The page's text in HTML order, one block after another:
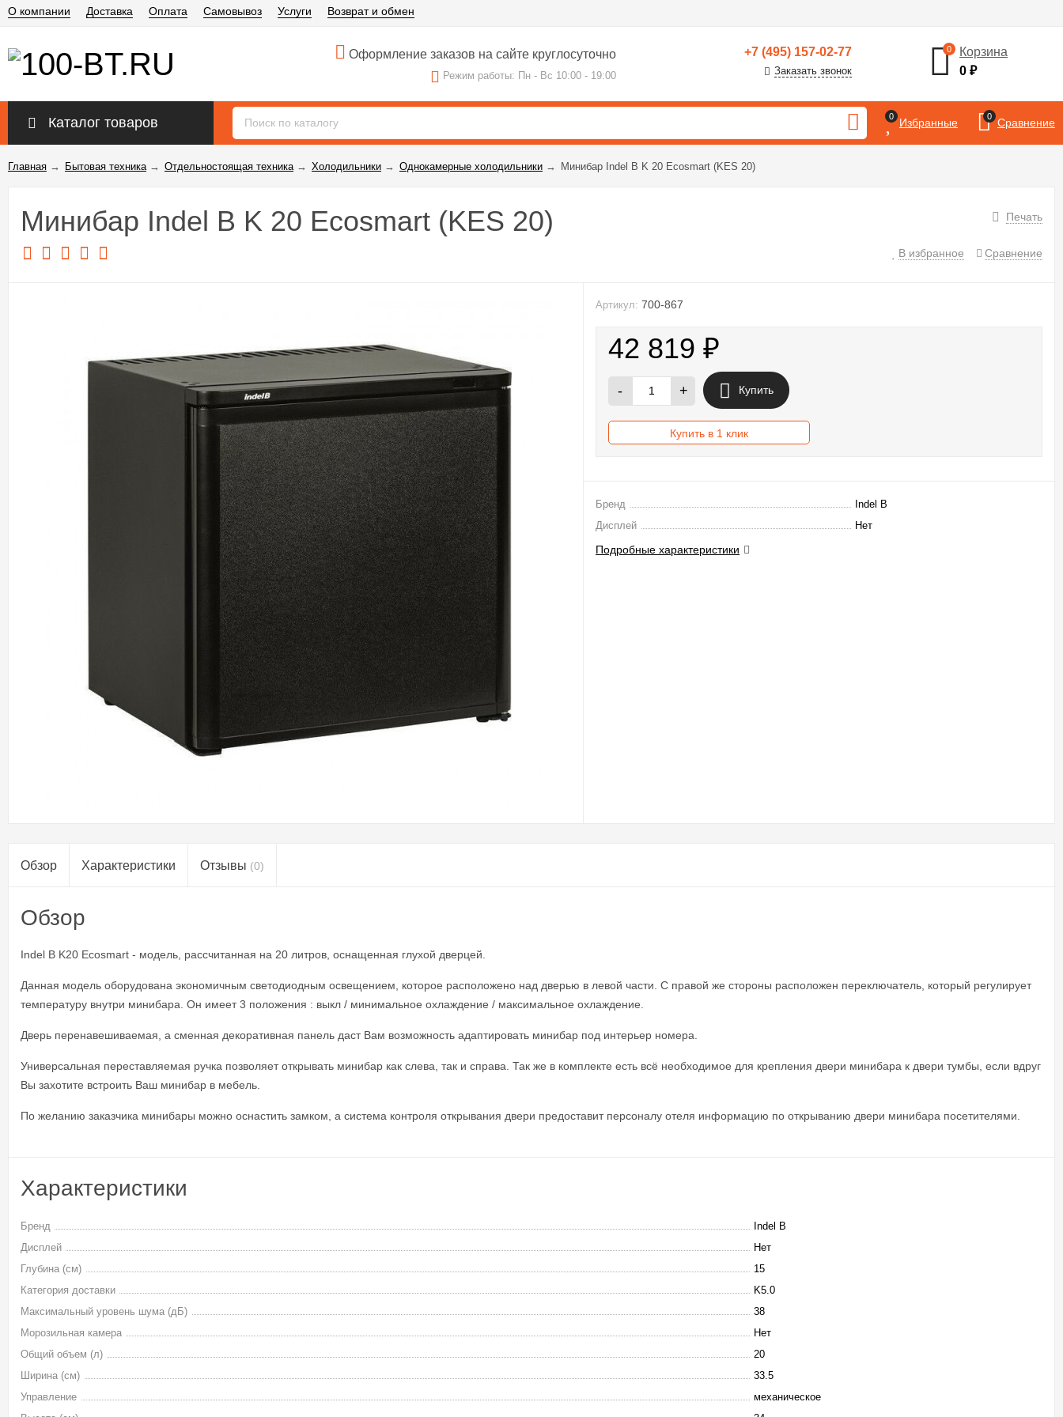
О компании Доставка Оплата Самовывоз Услуги Возврат и обмен
Оформление заказов на сайте круглосуточно
Режим работы: Пн - Вс 10:00 - 19:00
+7 (495) 157-02-77
Заказать звонок
0
Корзина
0₽
Каталог товаров 0 Избранные 0 Сравнение
Главная → Бытовая техника→ Отдельностоящая техника→ Холодильники → Однокамерные холодильники → Минибар Indel B K 20 Ecosmart (KES 20)
Печать
Минибар Indel B K 20 Ecosmart (KES 20)
В избранное Сравнение
Артикул: 700-867
42 819₽
- + Купить
Купить в 1 клик
Бренд
Indel B
Дисплей
Нет
Подробные характеристики
Обзор Характеристики Отзывы (0)
Обзор
Indel B K20 Ecosmart - модель, рассчитанная на 20 литров, оснащенная глухой дверцей.
Данная модель оборудована экономичным светодиодным освещением, которое расположено над дверью в левой части. С правой же стороны расположен переключатель, который регулирует
температуру внутри минибара. Он имеет 3 положения : выкл / минимальное охлаждение / максимальное охлаждение.
Дверь перенавешиваемая, а сменная декоративная панель даст Вам возможность адаптировать минибар под интерьер номера.
Универсальная переставляемая ручка позволяет открывать минибар как слева, так и справа. Так же в комплекте есть всё необходимое для крепления двери минибара к двери тумбы, если вдруг
Вы захотите встроить Ваш минибар в мебель.
По желанию заказчика минибары можно оснастить замком, а система контроля открывания двери предоставит персоналу отеля информацию по открыванию двери минибара посетителями.
Характеристики
Бренд
Indel B
Дисплей
Нет
Глубина (см)
15
Категория доставки
K5.0
Максимальный уровень шума (дБ)
38
Морозильная камера
Нет
Общий объем (л)
20
Ширина (см)
33.5
Управление
механическое